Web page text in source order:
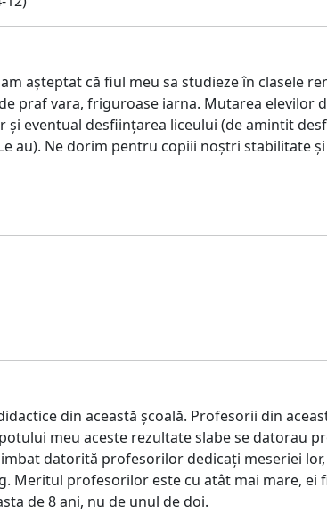
așteptat că fiul meu sa studieze în clasele
praf vara, friguroase iarna. Mutarea elevilor
și eventual desființarea liceului (de amintit
au). Ne dorim pentru copiii noștri stabilitate
din această școală. Profesorii din
meu aceste rezultate slabe se datorau
datorită profesorilor dedicați meseriei
Meritul profesorilor este cu atât mai mare,
de 8 ani, nu de unul de doi.